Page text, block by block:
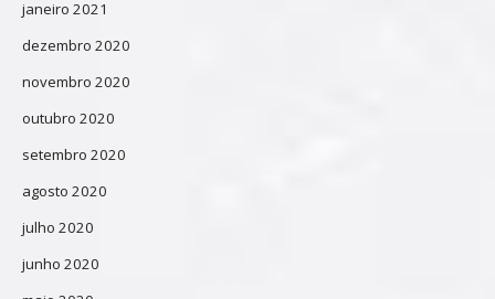
janeiro 2021
dezembro 2020
novembro 2020
outubro 2020
setembro 2020
agosto 2020
julho 2020
junho 2020